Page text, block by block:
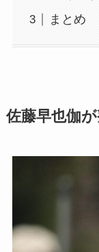
まとめ
佐藤早也伽